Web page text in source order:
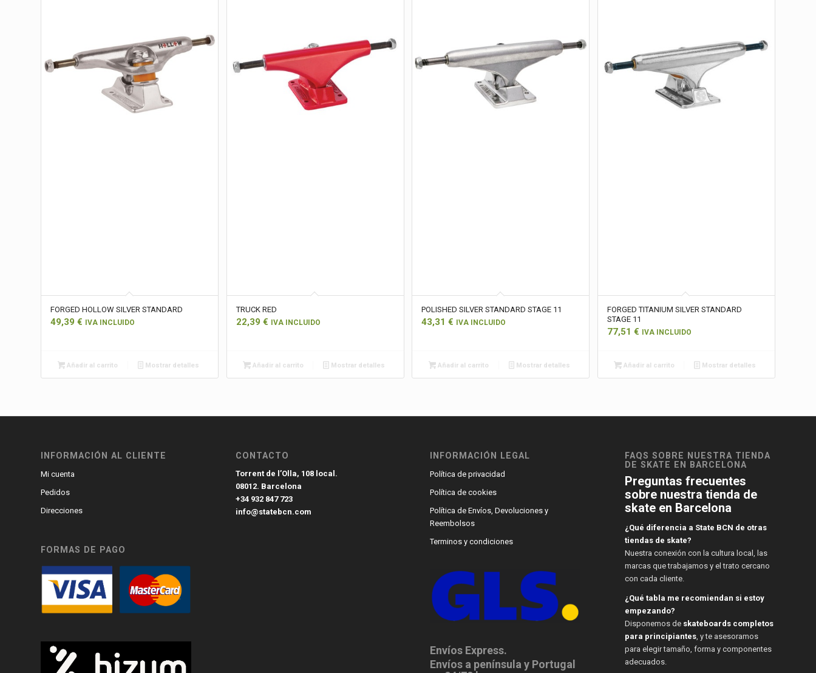
FORGED HOLLOW SILVER STANDARD
49,39 € IVA INCLUIDO
Añadir al carrito Mostrar detalles
TRUCK RED
22,39 € IVA INCLUIDO
Añadir al carrito Mostrar detalles
POLISHED SILVER STANDARD STAGE 11
43,31€ IVA INCLUIDO
Añadir al carrito Mostrar detalles
FORGED TITANIUM SILVER STANDARD
STAGE 11
77,51 € IVA INCLUIDO
Añadir al carrito Mostrar detalles
INFORMACIÓN AL CLIENTE
Mi cuenta
Pedidos
Direcciones
FORMAS DE PAGO
CONTACTO
Torrent de l’Olla, 108 local.
08012. Barcelona
+34 932 847 723
info@statebcn.com
INFORMACIÓN LEGAL
Política de privacidad
Política de cookies
Política de Envíos, Devoluciones y
Reembolsos
Terminos y condiciones
Envíos Express.
Envíos a península y Portugal
FAQS SOBRE NUESTRA TIENDA
DE SKATE EN BARCELONA
Preguntas frecuentes
sobre nuestra tienda de
skate en Barcelona
¿Qué diferencia a State BCN de otras
tiendas de skate?
Nuestra conexión con la cultura local, las
marcas que trabajamos y el trato cercano
con cada cliente.
¿Qué tabla me recomiendan si estoy
empezando?
Disponemos de skateboards completos
para principiantes, y te asesoramos
para elegir tamaño, forma y componentes
adecuados.